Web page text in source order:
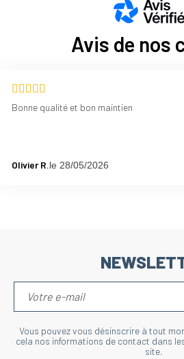
Avis de nos
Bonne qualité et bon maintien
Olivier R.le 28/05/2026
Vous pouvez vous désinscrire à tout
cela nos informations de contact dans
site.